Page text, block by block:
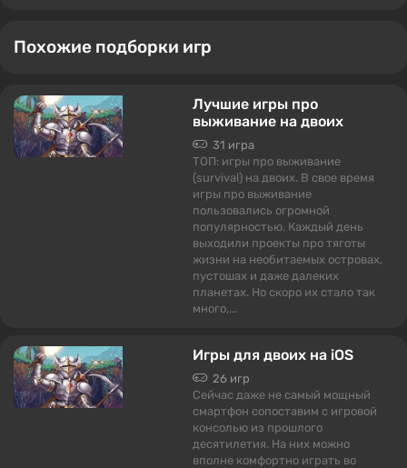
Похожие подборки игр
Лучшие игры про
выживание на двоих
31 игра
ТОП: игры про выживание
(survival) на двоих. В свое время
игры про выживание
пользовались огромной
популярностью. Каждый день
выходили проекты про тяготы
жизни на необитаемых островах,
пустошах и даже далеких
планетах. Но скоро их стало так
много,...
Игры для двоих на iOS
26 игр
Сейчас даже не самый мощный
смартфон сопоставим с игровой
консолью из прошлого
десятилетия. На них можно
вполне комфортно играть во